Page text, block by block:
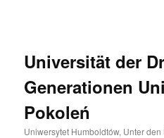
Universität der
Generationen
Pokoleń
Uniwersytet Humboldtów, Unter